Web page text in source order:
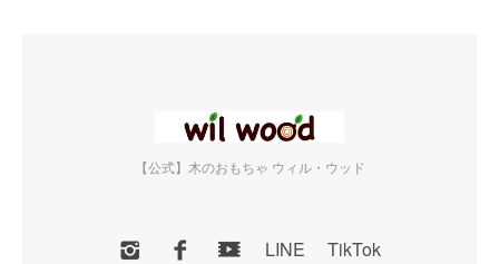
【公式】木のおもちゃ ウィル・ウッド
LINE TikTok